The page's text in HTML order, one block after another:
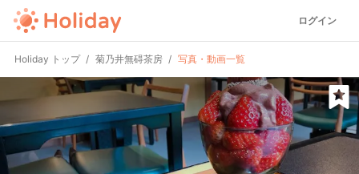
ログイン
Holiday トップ 菊乃井無碍茶房 写真・動画一覧